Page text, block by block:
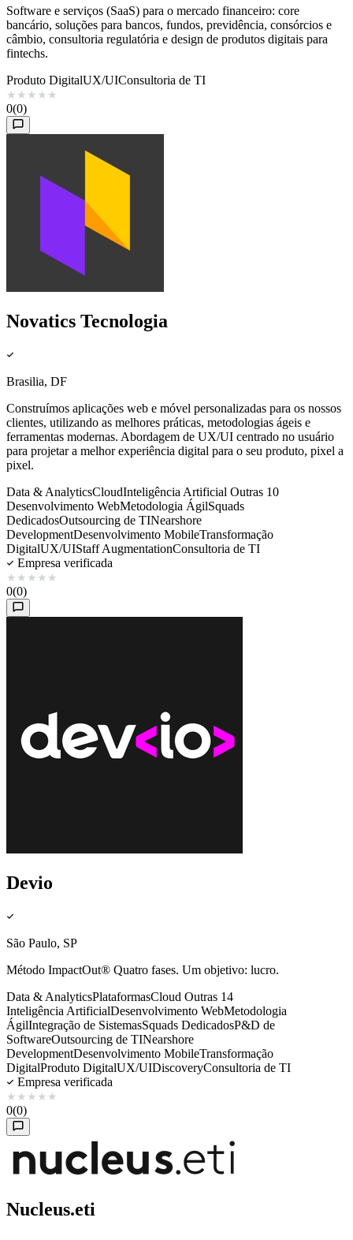
Software e serviços (SaaS) para o mercado financeiro: core
bancário, soluções para bancos, fundos, previdência, consórcios e
câmbio, consultoria regulatória e design de produtos digitais para
fintechs.
Produto DigitalUX/UIConsultoria de TI
★ ★ ★ ★ ★
0(0)
Novatics Tecnologia
Brasilia, DF
Construímos aplicações web e móvel personalizadas para os nossos
clientes, utilizando as melhores práticas, metodologias ágeis e
ferramentas modernas. Abordagem de UX/UI centrado no usuário
para projetar a melhor experiência digital para o seu produto, pixel a
pixel.
Data & AnalyticsCloudInteligência Artificial Outras 10
Desenvolvimento WebMetodologia ÁgilSquads
DedicadosOutsourcing de TINearshore
DevelopmentDesenvolvimento MobileTransformação
DigitalUX/UIStaff AugmentationConsultoria de TI
Empresa verificada
★ ★ ★ ★ ★
0(0)
Devio
São Paulo, SP
Método ImpactOut® Quatro fases. Um objetivo: lucro.
Data & AnalyticsPlataformasCloud Outras 14
Inteligência ArtificialDesenvolvimento WebMetodologia
ÁgilIntegração de SistemasSquads DedicadosP&D de
SoftwareOutsourcing de TINearshore
DevelopmentDesenvolvimento MobileTransformação
DigitalProduto DigitalUX/UIDiscoveryConsultoria de TI
Empresa verificada
★ ★ ★ ★ ★
0(0)
Nucleus.eti